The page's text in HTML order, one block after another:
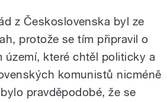
z Československa byl ze
protože se tím připravil o
území, které chtěl politicky a
komunistů nicméně
pravděpodobé, že se